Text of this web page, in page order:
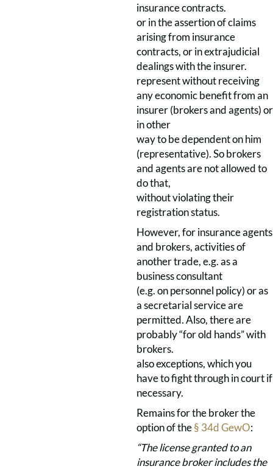
insurance contracts.
or in the assertion of claims
arising from insurance
contracts, or in extrajudicial
dealings with the insurer.
represent without receiving
any economic benefit from an
insurer (brokers and agents) or
in other
way to be dependent on him
(representative). So brokers
and agents are not allowed to
do that,
without violating their
registration status.
However, for insurance agents
and brokers, activities of
another trade, e.g. as a
business consultant
(e.g. on personnel policy) or as
a secretarial service are
permitted. Also, there are
probably “for old hands” with
brokers.
also exceptions, which you
have to fight through in court if
necessary.
Remains for the broker the
option of the§ 34d GewO:
“The license granted to an
insurance broker includes the